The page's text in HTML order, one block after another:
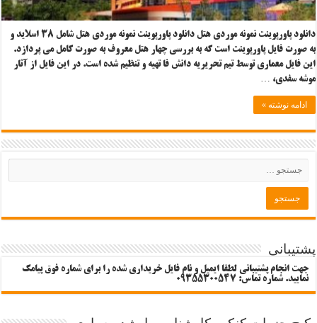
دانلود پاورپوینت نمونه موردی هتل دانلود پاورپوینت نمونه موردی هتل شامل ۳۸ اسلاید و
به صورت فایل پاورپوینت است که به بررسی چهار هتل معروف به صورت کامل می پردازد.
این فایل معماری توسط تیم تحریریه دانش فا تهیه و تنظیم شده است. در این فایل از آثار
موشه سفدی، …
ادامه نوشته »
پشتیبانی
جهت انجام پشتیبانی لطفا ایمیل و نام فایل خریداری شده را برای شماره فوق پیامک
نمایید. شماره تماس: 09355300547